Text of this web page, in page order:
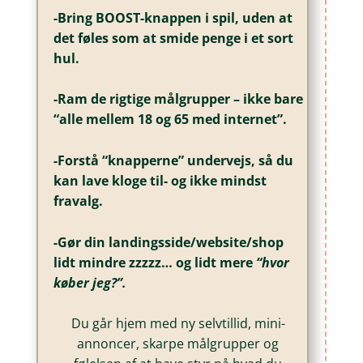
-Bring BOOST-knappen i spil, uden at
det føles som at smide penge i et sort
hul.
-Ram de rigtige målgrupper – ikke bare
“alle mellem 18 og 65 med internet”.
-Forstå “knapperne” undervejs, så du
kan lave kloge til- og ikke mindst
fravalg.
-Gør din landingsside/website/shop
lidt mindre zzzzz… og lidt mere “hvor
køber jeg?”.
Du går hjem med ny selvtillid, mini-
annoncer, skarpe målgrupper og